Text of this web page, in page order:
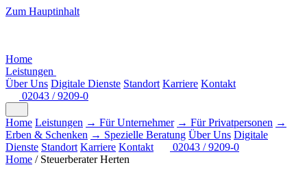
Zum Hauptinhalt
Home
Leistungen
Über Uns Digitale Dienste Standort Karriere Kontakt
02043 / 9209-0
Home Leistungen → Für Unternehmer → Für Privatpersonen →
Erben & Schenken → Spezielle Beratung Über Uns Digitale
Dienste Standort Karriere Kontakt
02043 / 9209-0
Home / Steuerberater Herten